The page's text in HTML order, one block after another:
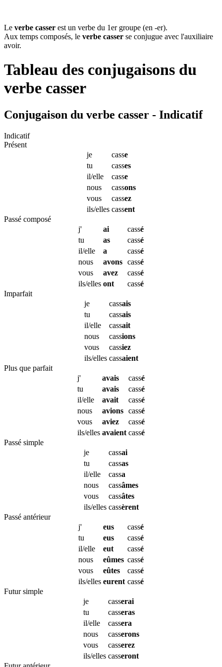
Le verbe casser est un verbe du 1er groupe (en -er).
Aux temps composés, le verbe casser se conjugue avec l'auxiliaire
avoir.
Tableau des conjugaisons du
verbe casser
Conjugaison du verbe casser - Indicatif
Indicatif
Présent
je
casse
tu
casses
il/elle
casse
nous
cassons
vous
cassez
ils/elles cassent
Passé composé
j'
ai cassé
tu
as cassé
il/elle
a cassé
nous
avons cassé
vous
avez cassé
ils/elles ont cassé
Imparfait
je
cassais
tu
cassais
il/elle
cassait
nous
cassions
vous
cassiez
ils/elles cassaient
Plus que parfait
j'
avais cassé
tu
avais cassé
il/elle
avait cassé
nous
avions cassé
vous
aviez cassé
ils/elles avaient cassé
Passé simple
je
cassai
tu
cassas
il/elle
cassa
nous
cassâmes
vous
cassâtes
ils/elles cassèrent
Passé antérieur
j'
eus cassé
tu
eus cassé
il/elle
eut cassé
nous
eûmes cassé
vous
eûtes cassé
ils/elles eurent cassé
Futur simple
je
casserai
tu
casseras
il/elle
cassera
nous
casserons
vous
casserez
ils/elles casseront